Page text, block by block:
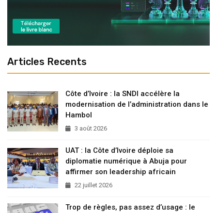
Articles Recents
Côte d’Ivoire : la SNDI accélère la
modernisation de l’administration dans le
Hambol
3 août 2026
UAT : la Côte d’Ivoire déploie sa
diplomatie numérique à Abuja pour
affirmer son leadership africain
22 juillet 2026
Trop de règles, pas assez d’usage : le